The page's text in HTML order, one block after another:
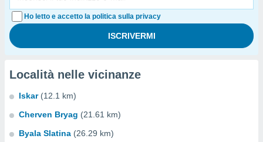
Ho letto e accetto la politica sulla privacy
Località nelle vicinanze
Iskar (12.1 km)
Cherven Bryag (21.61 km)
Byala Slatina (26.29 km)